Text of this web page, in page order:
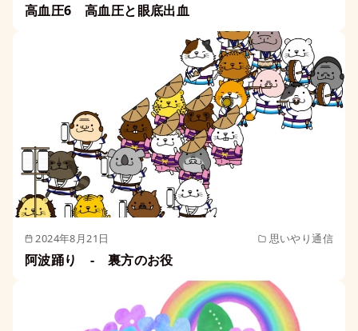
高血圧6 高血圧と眼底出血
2024年8月21日 思いやり通信
阿波踊り - 裏方のお役